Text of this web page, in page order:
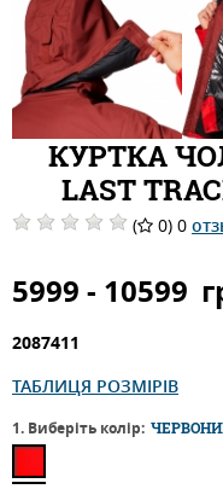
КУРТКА
LAST
( 0) 0
5999 - 10599
2087411
ТАБЛИЦЯ РОЗМІРІВ
1. Виберіть колір: